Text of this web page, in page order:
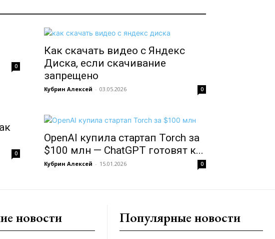
0
Как скачать видео с Яндекс
Диска, если скачивание
запрещено
Кубрин Алексей - 03.05.2026 0
0
OpenAI купила стартап Torch за
$100 млн — ChatGPT готовят к...
Кубрин Алексей - 15.01.2026 0
новости Популярные новости